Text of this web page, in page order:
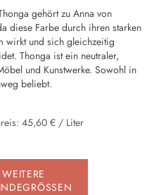
gehört zu Anna von
diese Farbe durch ihren starken
wirkt und sich gleichzeitig
Thonga ist ein neutraler,
und Kunstwerke. Sowohl in
beliebt.
45,60 € / Liter